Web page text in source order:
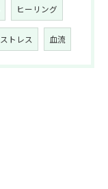
ヒーリング
ストレス 血流